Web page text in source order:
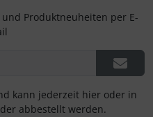
Produktneuheiten per E-
kann jederzeit hier oder in
abbestellt werden.